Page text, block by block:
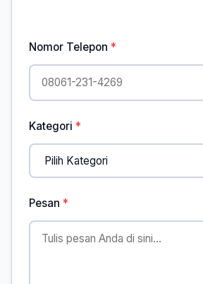
Nomor Telepon
Kategori
Pesan